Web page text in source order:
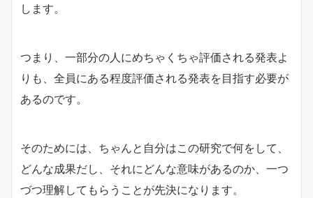
します。
つまり、一部分の人にめちゃくちゃ評価される発表よ
りも、全員にある程度評価される発表を目指す必要が
あるのです。
そのためには、ちゃんと自分はこの研究で何をして、
どんな成果だし、それにどんな意味があるのか、一つ
づつ理解してもらうことが先決になります。